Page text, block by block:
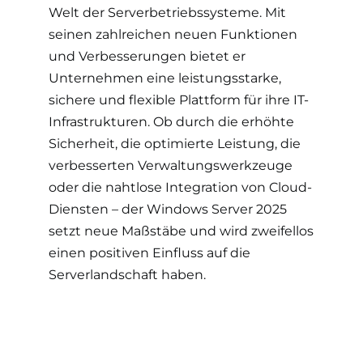
Welt der Serverbetriebssysteme. Mit
seinen zahlreichen neuen Funktionen
und Verbesserungen bietet er
Unternehmen eine leistungsstarke,
sichere und flexible Plattform für ihre IT-
Infrastrukturen. Ob durch die erhöhte
Sicherheit, die optimierte Leistung, die
verbesserten Verwaltungswerkzeuge
oder die nahtlose Integration von Cloud-
Diensten – der Windows Server 2025
setzt neue Maßstäbe und wird zweifellos
einen positiven Einfluss auf die
Serverlandschaft haben.